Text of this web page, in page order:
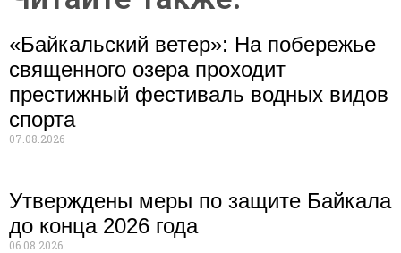
«Байкальский ветер»: На побережье
священного озера проходит
престижный фестиваль водных видов
спорта
07.08.2026
Утверждены меры по защите Байкала
до конца 2026 года
06.08.2026